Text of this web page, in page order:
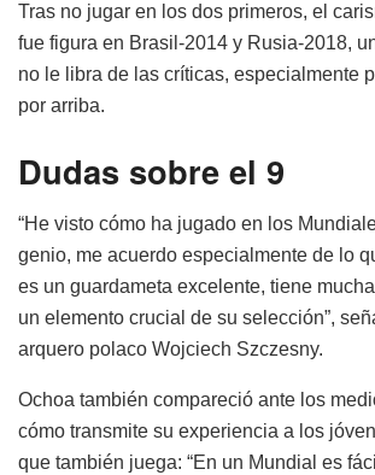
Tras no jugar en los dos primeros, el
fue figura en Brasil-2014 y Rusia-2018,
no le libra de las críticas, especialmente
por arriba.
Dudas sobre el 9
“He visto cómo ha jugado en los
genio, me acuerdo especialmente de lo
es un guardameta excelente, tiene
un elemento crucial de su selección”,
arquero polaco Wojciech Szczesny.
Ochoa también compareció ante los
cómo transmite su experiencia a los
que también juega: “En un Mundial es